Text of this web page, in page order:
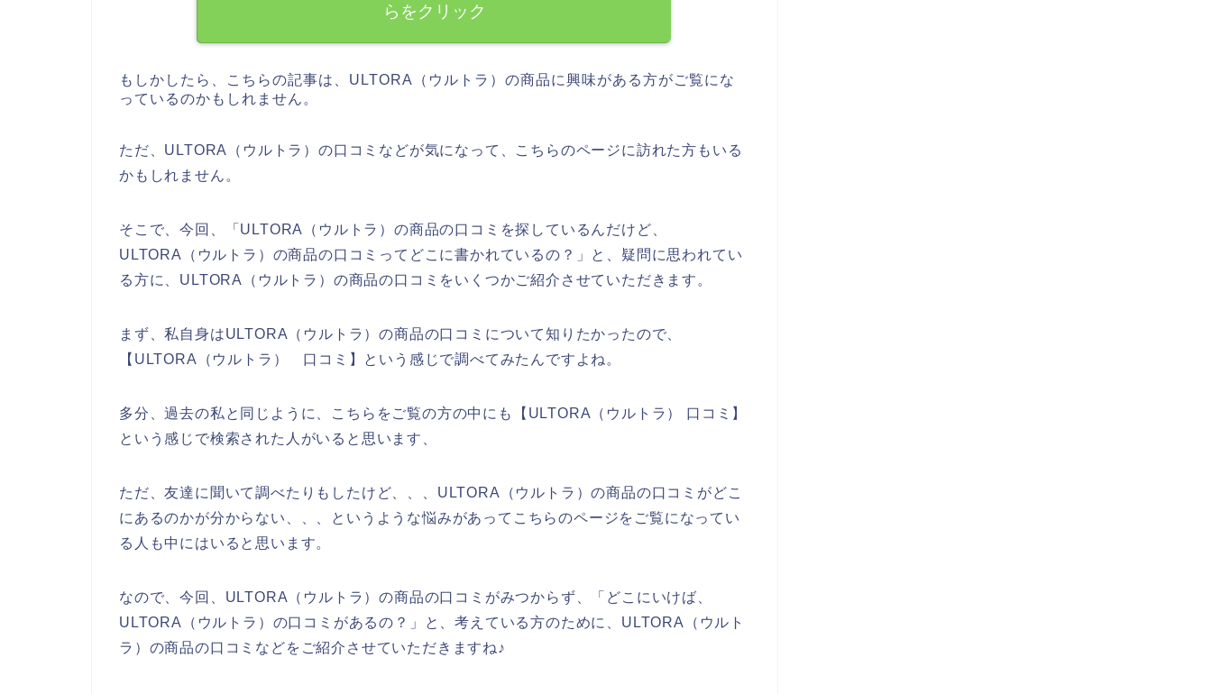
らをクリック
もしかしたら、こちらの記事は、ULTORA（ウルトラ）の商品に興味がある方がご覧にな
っているのかもしれません。
ただ、ULTORA（ウルトラ）の口コミなどが気になって、こちらのページに訪れた方もいる
かもしれません。
そこで、今回、「ULTORA（ウルトラ）の商品の口コミを探しているんだけど、
ULTORA（ウルトラ）の商品の口コミってどこに書かれているの？」と、疑問に思われてい
る方に、ULTORA（ウルトラ）の商品の口コミをいくつかご紹介させていただきます。
まず、私自身はULTORA（ウルトラ）の商品の口コミについて知りたかったので、
【ULTORA（ウルトラ） 口コミ】という感じで調べてみたんですよね。
多分、過去の私と同じように、こちらをご覧の方の中にも【ULTORA（ウルトラ） 口コミ】
という感じで検索された人がいると思います、
ただ、友達に聞いて調べたりもしたけど、、、ULTORA（ウルトラ）の商品の口コミがどこ
にあるのかが分からない、、、というような悩みがあってこちらのページをご覧になってい
る人も中にはいると思います。
なので、今回、ULTORA（ウルトラ）の商品の口コミがみつからず、「どこにいけば、
ULTORA（ウルトラ）の口コミがあるの？」と、考えている方のために、ULTORA（ウルト
ラ）の商品の口コミなどをご紹介させていただきますね♪